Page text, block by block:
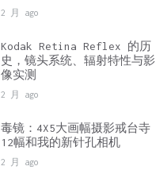
2 月 ago
Kodak Retina Reflex 的历
史，镜头系统、辐射特性与影
像实测
2 月 ago
毒镜：4X5大画幅摄影戒台寺
12幅和我的新针孔相机
2 月 ago